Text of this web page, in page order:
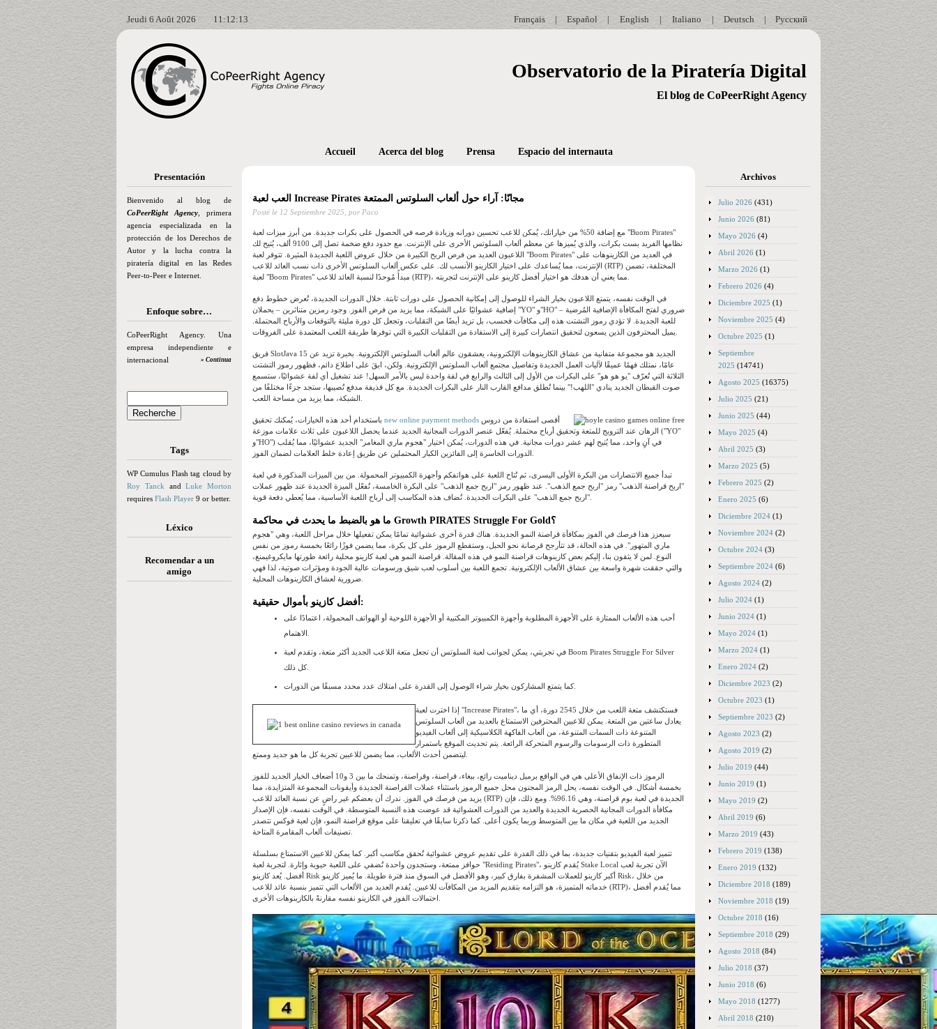
Jeudi 6 Août 2026 11:12:15 Русский
|
Deutsch
|
Italiano
|
English
|
Español
|
Français
Observatorio de la Piratería Digital
El blog de CoPeerRight Agency
Presentación
Bienvenido al blog de
CoPeerRight Agency , primera
agencia especializada en la
protección de los Derechos de
Autor y la lucha contra la
piratería digital en las Redes
Peer-to-Peer e Internet.
Enfoque sobre…
CoPeerRight Agency. Una
empresa independiente e
internacional
» Continua
Tags
WP Cumulus Flash tag cloud by
Roy Tanck andLuke Morton
requires Flash Player 9 or better.
Léxico
Recomendar a un
amigo
Accueil Acerca del blog Prensa Espacio del internauta
العب لعبة Increase Pirates مجانًا: آراء حول ألعاب السلوتس الممتعة
Posté le 12 Septiembre 2025, por Paco
مع إضافة 50% من خياراتك، يُمكن للاعب تحسين دورانه وزيادة فرصه في الحصول على بكرات جديدة. من أبرز ميزات لعبة "Buom Pirates"
نظامها الفريد بست بكرات، والذي يُميزها عن معظم ألعاب السلوتس الأخرى على الإنترنت. مع حدود دفع ضخمة تصل إلى 9100 ألف، يُتيح لك
اللاعبون العديد من فرص الربح الكبيرة من خلال عروض اللعبة الجديدة المثيرة. تتوفر لعبة "Boom Pirates" في العديد من الكازينوهات على
الإنترنت، مما يُساعدك على اختيار الكازينو الأنسب لك. على عكس ألعاب السلوتس الأخرى ذات نسب العائد للاعب (RTP) المختلفة، تضمن
في الوقت نفسه، يتمتع اللاعبون بخيار الشراء للوصول إلى إمكانية الحصول على دورات ثابتة. خلال الدورات الجديدة، تُعرض خطوط دفع
إضافية عشوائيًا على الشبكة، مما يزيد من فرص الفوز. وجود رمزين متناثرين – يحملان "YO" و"HO" – ضروري لفتح المكافأة الإضافية المُرضية
للعبة الجديدة. لا تؤدي رموز التشتت هذه إلى مكافآت فحسب، بل تزيد أيضًا من التقلبات، وتجعل كل دورة مليئة بالتوقعات والأرباح المحتملة.
فريق SlotJava الجديد هو مجموعة متفانية من عشاق الكازينوهات الإلكترونية، يعشقون عالم ألعاب السلوتس الإلكترونية. بخبرة تزيد عن 15
عامًا، نمتلك فهمًا عميقًا لآليات العمل الجديدة وتفاصيل مجتمع ألعاب السلوتس الإلكترونية. ولكن، ابقَ على اطلاع دائم، فظهور رموز التشتت
الثلاثة التي تُعرّف "يو هو هو" على البكرات من الأول إلى الثالث والرابع في لفة واحدة ليس بالأمر السهل! عند تشغيل أي لفة عشوائيًا، ستسمع
صوت القبطان الجديد ينادي "اللهب!" بينما تُطلق مدافع القارب النار على البكرات الجديدة. مع كل قذيفة مدفع تُصيبها، ستجد جزءًا مختلفًا من
new online payment methods
الرهان عند الترويج للمتعة وتحقيق أرباح محتملة. يُفعّل عنصر الدورات المجانية الجديد عندما يحصل اللاعبون على ثلاث علامات موزعة ("YO"
و"HO") في آنٍ واحد، مما يُتيح لهم عشر دورات مجانية. في هذه الدورات، يُمكن اختيار "هجوم ماري المغامر" الجديد عشوائيًا، مما يُقلب
تبدأ جميع الانتصارات من البكرة الأولى اليسرى، ثم تُتاح اللعبة على هواتفكم وأجهزة الكمبيوتر المحمولة. من بين الميزات المذكورة في لعبة
"اربح قراصنة الذهب" رمز "اربح جمع الذهب". عند ظهور رمز "اربح جمع الذهب" على البكرة الخامسة، تُفعّل الميزة الجديدة عند ظهور عملات
ما هو بالضبط ما يحدث في محاكمة Growth PIRATES Struggle For Gold؟
سيعزز هذا فرصك في الفوز بمكافأة قراصنة النمو الجديدة. هناك قدرة أخرى عشوائية تمامًا يمكن تفعيلها خلال مراحل اللعبة، وهي "هجوم
ماري المتهور". في هذه الحالة، قد تتأرجح قرصانة نحو الحبل، وستقطع الرموز على كل بكرة، مما يضمن فوزًا رائعًا بخمسة رموز من نفس
النوع. لمن لا يثقون بنا، إليكم بعض كازينوهات قراصنة النمو في هذه المقالة. قراصنة النمو هي لعبة كازينو محلية رائعة طورتها مايكروغيمنغ،
والتي حققت شهرة واسعة بين عشاق الألعاب الإلكترونية. تجمع اللعبة بين أسلوب لعب شيق ورسومات عالية الجودة ومؤثرات صوتية، لذا فهي
أفضل كازينو بأموال حقيقية:
أحب هذه الألعاب الممتازة على الأجهزة المطلوبة وأجهزة الكمبيوتر المكتبية أو الأجهزة اللوحية أو الهواتف المحمولة، اعتمادًا على
في تجربتي، يمكن لجوانب لعبة السلوتس أن تجعل متعة اللاعب الجديد أكثر متعة، وتقدم لعبة Boom Pirates Struggle For Silver
كل ذلك.
كما يتمتع المشاركون بخيار شراء الوصول إلى القدرة على امتلاك عدد محدد مسبقًا من الدورات.
إذا اخترت لعبة "Increase Pirates"، فستكتشف متعة اللعب من خلال 2545 دورة، أي ما
يعادل ساعتين من المتعة. يمكن للاعبين المحترفين الاستمتاع بالعديد من ألعاب السلوتس
المتنوعة ذات السمات المتنوعة، من ألعاب الفاكهة الكلاسيكية إلى ألعاب الفيديو
المتطورة ذات الرسومات والرسوم المتحركة الرائعة. يتم تحديث الموقع باستمرار
الرموز ذات الإنفاق الأعلى هي في الواقع برميل ديناميت رائع، ببغاء، قراصنة، وقراصنة، وتمنحك ما بين 3 و10 أضعاف الخيار الجديد للفوز
بخمسة أشكال. في الوقت نفسه، يحل الرمز المجنون محل جميع الرموز باستثناء عملات القراصنة الجديدة وأيقونات المجموعة المتزايدة، مما
يزيد من فرصك في الفوز. ندرك أن بعضكم غير راضٍ عن نسبة العائد للاعب (RTP) الجديدة في لعبة بوم قراصنة، وهي 96.16%. ومع ذلك، فإن
مكافأة الدورات المجانية الحصرية الجديدة والعديد من الدورات العشوائية قد عوضت هذه النسبة المتوسطة. في الوقت نفسه، فإن الإصدار
الجديد من اللعبة في مكان ما بين المتوسط ​​​​وربما يكون أعلى. كما ذكرنا سابقًا في تعليقنا على موقع قراصنة النمو، فإن لعبة فوكس تتصدر
تتميز لعبة الفيديو بتقنيات جديدة، بما في ذلك القدرة على تقديم عروض عشوائية تُحقق مكاسب أكبر. كما يمكن للاعبين الاستمتاع بسلسلة
حوافز ممتعة، وستجدون واحدة تُضفي على اللعبة حيوية وإثارة. لتجربة لعبة "Residing Pirates"، يُقدم كازينو Stake Local الآن تجربة لعب
أفضل. يُعد كازينو Risk أكبر كازينو للعملات المشفرة بفارق كبير، وهو الأفضل في السوق منذ فترة طويلة. ما يُميز كازينو Risk، من خلال
خدماته المتميزة، هو التزامه بتقديم المزيد من المكافآت للاعبين. يُقدم العديد من الألعاب التي تتميز بنسبة عائد للاعب (RTP)، مما يُقدم أفضل
Archivos
Julio 2026 (431)
Junio 2026 (81)
Mayo 2026 (4)
Abril 2026 (1)
Marzo 2026 (1)
Febrero 2026 (4)
Diciembre 2025 (1)
Noviembre 2025 (4)
Octubre 2025 (1)
Septiembre
2025 (14741)
Agosto 2025 (16375)
Julio 2025 (21)
Junio 2025 (44)
Mayo 2025 (4)
Abril 2025 (3)
Marzo 2025 (5)
Febrero 2025 (2)
Enero 2025 (6)
Diciembre 2024 (1)
Noviembre 2024 (2)
Octubre 2024 (3)
Septiembre 2024 (6)
Agosto 2024 (2)
Julio 2024 (1)
Junio 2024 (1)
Mayo 2024 (1)
Marzo 2024 (1)
Enero 2024 (2)
Diciembre 2023 (2)
Octubre 2023 (1)
Septiembre 2023 (2)
Agosto 2023 (2)
Agosto 2019 (2)
Julio 2019 (44)
Junio 2019 (1)
Mayo 2019 (2)
Abril 2019 (6)
Marzo 2019 (43)
Febrero 2019 (138)
Enero 2019 (132)
Diciembre 2018 (189)
Noviembre 2018 (19)
Octubre 2018 (16)
Septiembre 2018 (29)
Agosto 2018 (84)
Julio 2018 (37)
Junio 2018 (6)
Mayo 2018 (1277)
Abril 2018 (210)